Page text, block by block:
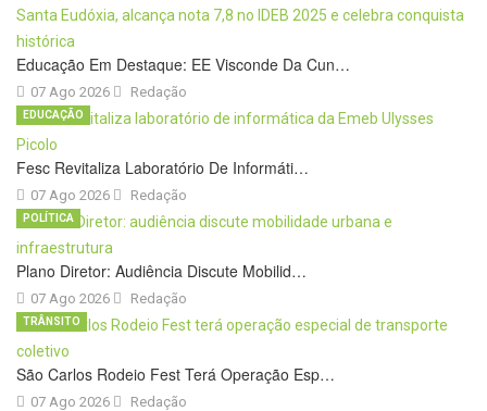
Educação Em Destaque: EE Visconde Da Cun…
07 Ago 2026 Redação
Fesc Revitaliza Laboratório De Informáti…
07 Ago 2026
EDUCAÇÃO
Redação
Plano Diretor: Audiência Discute Mobilid…
07 Ago 2026
POLÍTICA
Redação
São Carlos Rodeio Fest Terá Operação Esp…
07 Ago 2026
TRÂNSITO
Redação